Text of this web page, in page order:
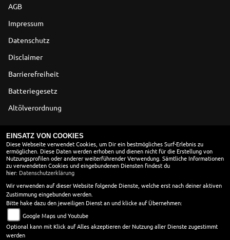
AGB
Impressum
Datenschutz
Disclaimer
Barrierefreiheit
Batteriegesetz
Altölverordnung
ÖFFNUNGSZEITEN
Montag:
10:00 - 18:00
Dienstag:
10:00 - 18:00
Mittwoch:
10:00 - 18:00
Donnerstag:
10:00 - 18:00
Freitag:
10:00 - 18:00
Samstag:
10:00 - 13:00
Sonntag:
geschlossen
in den Wintermonaten vom 01. 11 - 28.02. öffnen wir erst
EINSATZ VON COOKIES
Diese Webseite verwendet Cookies, um Dir ein bestmögliches Surf-Erlebnis zu
ermöglichen. Diese Daten werden erhoben und dienen nicht für die Erstellung von
Nutzungsprofilen oder anderer weiterführender Verwendung. Sämtliche Informationen
zu verwendeten Cookies und eingebundenen Diensten findest du
hier: Datenschutzerklärung
Wir verwenden auf dieser Website folgende Dienste, welche erst nach deiner aktiven
Zustimmung eingebunden werden.
Bitte hake dazu den jeweiligen Dienst an und klicke auf Übernehmen:
Google Maps und Youtube
Optional kann mit Klick auf Alles akzeptieren der Nutzung aller Dienste zugestimmt
werden